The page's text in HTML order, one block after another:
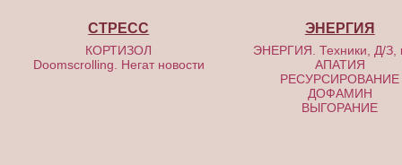
СТРЕСС
КОРТИЗОЛ
Doomscrolling. Негат новости
ЭНЕРГИЯ
ЭНЕРГИЯ. Техники, Д/З,
АПАТИЯ
РЕСУРСИРОВАНИЕ
ДОФАМИН
ВЫГОРАНИЕ